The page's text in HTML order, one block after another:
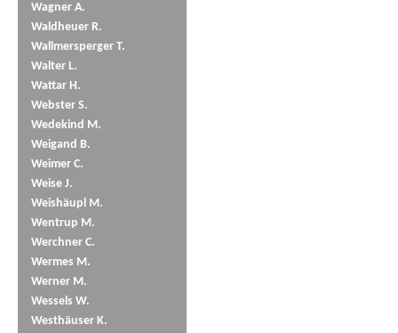
Wagner A.
Waldheuer R.
Wallmersperger T.
Walter L.
Wattar H.
Webster S.
Wedekind M.
Weigand B.
Weimer C.
Weise J.
Weishäupl M.
Wentrup M.
Werchner C.
Wermes M.
Werner M.
Wessels W.
Westhäuser K.